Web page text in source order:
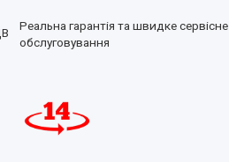
Реальна гарантія та швидке сервісне
обслуговування